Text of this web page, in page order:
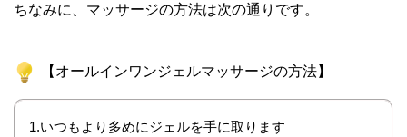
ちなみに、マッサージの方法は次の通りです。
【オールインワンジェルマッサージの方法】
1.いつもより多めにジェルを手に取ります